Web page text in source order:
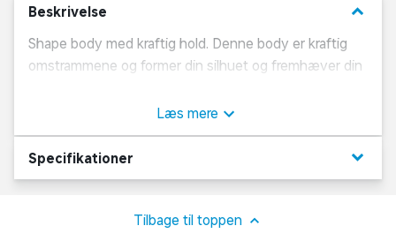
Beskrivelse keyboard_arrow_down
Shape body med kraftig hold. Denne body er kraftig
omstrammene og former din silhuet og fremhæver din
stropper sikrer en let tilpasning.
Læs mere
Specifikationer keyboard_arrow_down
Tilbage til toppen